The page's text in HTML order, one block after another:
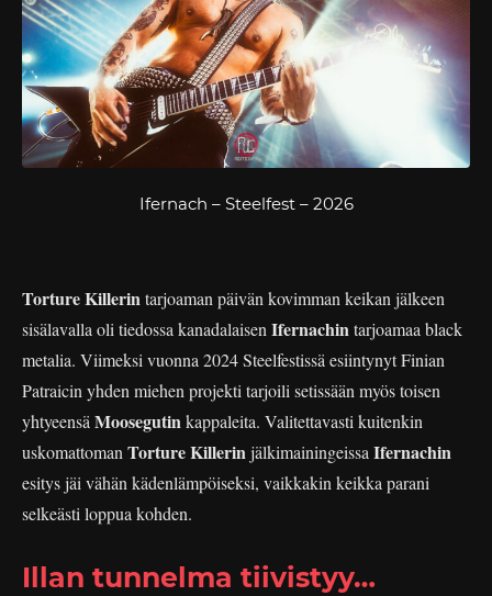
Ifernach – Steelfest – 2026
Torture Killerintarjoaman päivän kovimman keikan jälkeen
sisälavalla oli tiedossa kanadalaisen Ifernachintarjoamaa black
metalia. Viimeksi vuonna 2024 Steelfestissä esiintynyt Finian
Patraicin yhden miehen projekti tarjoili setissään myös toisen
yhtyeensä Moosegutinkappaleita. Valitettavasti kuitenkin
uskomattoman Torture Killerinjälkimainingeissa Ifernachin
esitys jäi vähän kädenlämpöiseksi, vaikkakin keikka parani
selkeästi loppua kohden.
Illan tunnelma tiivistyy…